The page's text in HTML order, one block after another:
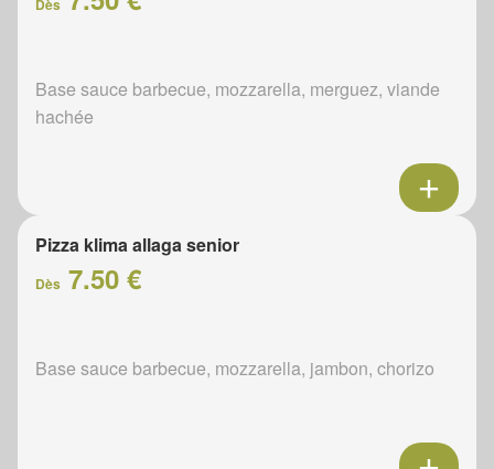
Dès
Base sauce barbecue, mozzarella, merguez, viande
hachée
Pizza klima allaga senior
Dès 7.50 €
Base sauce barbecue, mozzarella, jambon, chorizo